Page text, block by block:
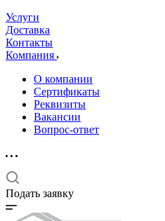
Услуги
Доставка
Контакты
Компания
О компании
Сертификаты
Реквизиты
Вакансии
Вопрос-ответ
Подать заявку